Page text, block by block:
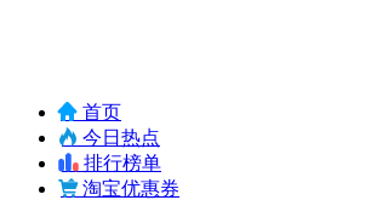
首页
今日热点
排行榜单
淘宝优惠券